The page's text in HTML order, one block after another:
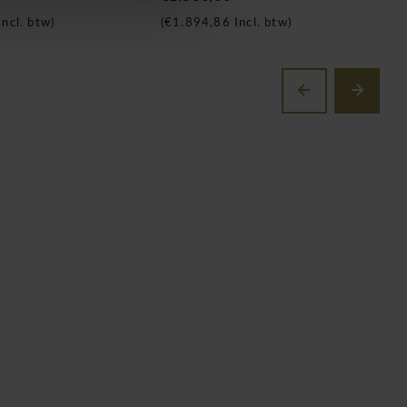
Incl. btw) €1.894,86 Incl. btw)